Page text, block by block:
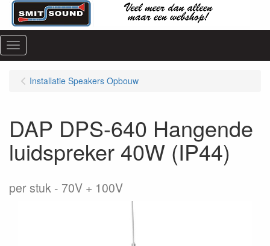
Menu
Installatie Speakers Opbouw
DAP DPS-640 Hangende
luidspreker 40W (IP44)
per stuk 70V + 100V